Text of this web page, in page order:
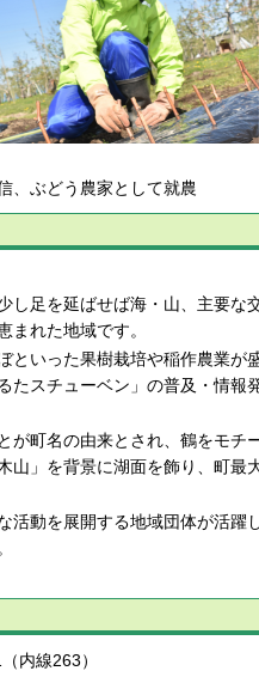
、ぶどう農家として就農
足を延ばせば海・山、主要な
まれた地域です。
いった果樹栽培や稲作農業が
たスチューベン」の普及・情報
町名の由来とされ、鶴をモチ
山」を背景に湖面を飾り、町最
動を展開する地域団体が活躍
内線263）